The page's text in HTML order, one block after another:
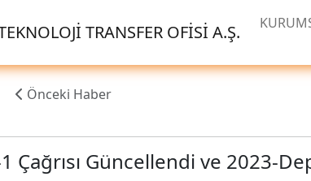
TRANSFER OFİSİ A.Ş.
Önceki Haber
Çağrısı Güncellendi ve 2023-